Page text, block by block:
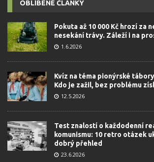
OBLÍBENÉ ČLÁNKY
Pokuta až 10 000 Kč hrozí za
nesekání trávy. Záleží i na
1.6.2026
Kvíz na téma pionýrské
Kdo je zažil, bez problému
12.5.2026
Test znalostí o každodenní
komunismu: 10 retro otázek
dobrý přehled
23.6.2026